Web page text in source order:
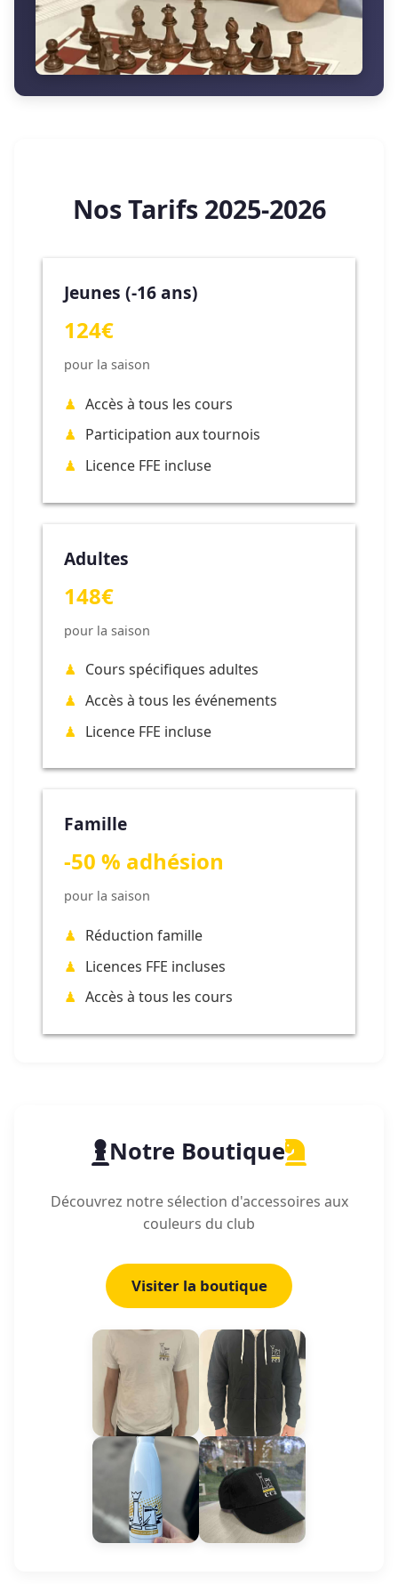
Nos Tarifs 2025-2026
Jeunes (-16 ans)
124€
pour la saison
Accès à tous les cours
Participation aux tournois
Licence FFE incluse
Adultes
148€
pour la saison
Cours spécifiques adultes
Accès à tous les événements
Licence FFE incluse
Famille
-50 % adhésion
pour la saison
Réduction famille
Licences FFE incluses
Accès à tous les cours
Notre Boutique
Découvrez notre sélection d'accessoires aux
couleurs du club
Visiter la boutique